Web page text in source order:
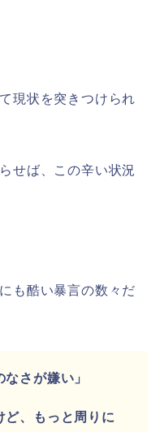
現状を突きつけられ
せば、この辛い状況
も酷い暴言の数々だ
さが嫌い」
ど、もっと周りに